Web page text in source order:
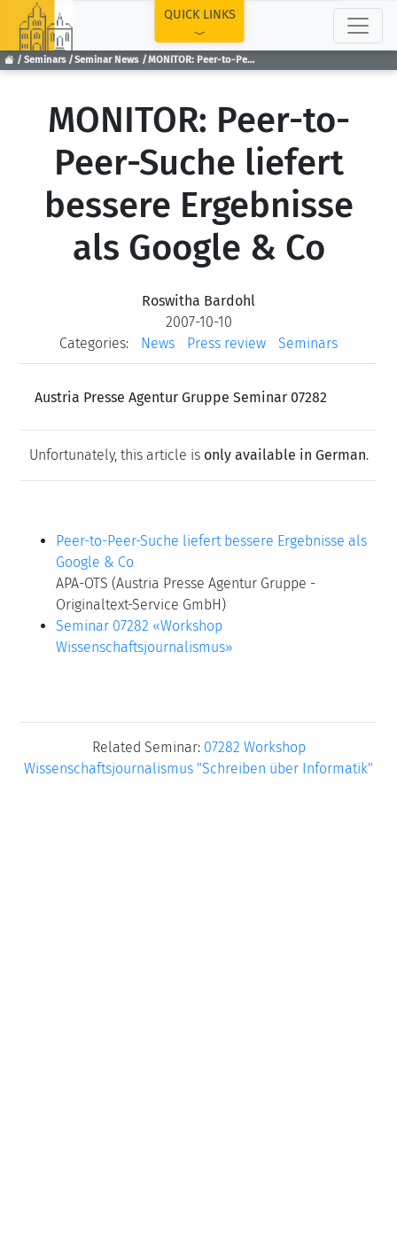
Seminars Seminar News MONITOR: Peer-to-Peer-Suche liefert bessere Ergebnisse als Google & Co
QUICK LINKS
MONITOR: Peer-to-
Peer-Suche liefert
bessere Ergebnisse
als Google & Co
Roswitha Bardohl
2007-10-10
Categories:
News Press review Seminars
Austria Presse Agentur Gruppe Seminar 07282
Unfortunately, this article is only available in German.
Peer-to-Peer-Suche liefert bessere Ergebnisse als
Google & Co
APA-OTS (Austria Presse Agentur Gruppe -
Originaltext-Service GmbH)
Seminar 07282 «Workshop
Wissenschaftsjournalismus»
Related Seminar: 07282 Workshop
Wissenschaftsjournalismus "Schreiben über Informatik"